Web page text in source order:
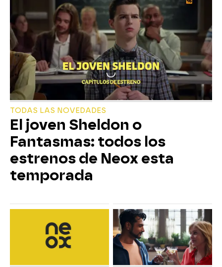
TODAS LAS NOVEDADES
El joven Sheldon o
Fantasmas: todos los
estrenos de Neox esta
temporada